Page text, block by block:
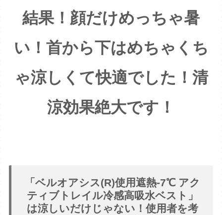
結果！顔だけめっちゃ暑
い！ 首から下はめちゃくち
ゃ涼しくて快適でした！清
涼効果絶大です！
「ベルオアシス(R)使用遮熱-7℃ アク
ティブトレイル冷感高吸水ベスト」
は涼しいだけじゃない！使用者を考